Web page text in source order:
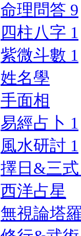
命理問答 9
四柱八字 1
紫微斗數 1
姓名學
手面相
易經占卜 1
風水研討 1
擇日&三式
西洋占星
無視論塔